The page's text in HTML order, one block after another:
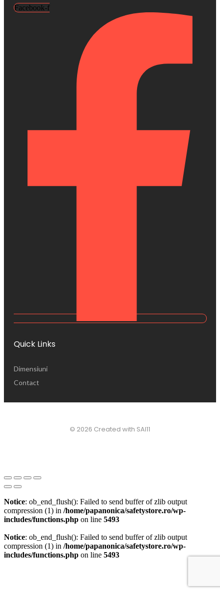
Facebook-f
Quick Links
Dimensiuni
Contact
© 2026 Created with SAI11
Notice: ob_end_flush(): Failed to send buffer of zlib output
compression (1) in /home/papanonica/safetystore.ro/wp-
includes/functions.php on line 5493
Notice: ob_end_flush(): Failed to send buffer of zlib output
compression (1) in /home/papanonica/safetystore.ro/wp-
includes/functions.php on line 5493